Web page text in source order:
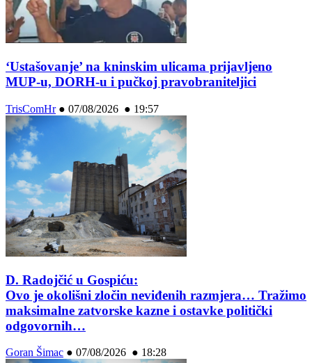
‘Ustašovanje’ na kninskim ulicama prijavljeno
MUP-u, DORH-u i pučkoj pravobraniteljici
TrisComHr● 07/08/2026 ● 19:57
D. Radojčić u Gospiću:
Ovo je okolišni zločin neviđenih razmjera… Tražimo
maksimalne zatvorske kazne i ostavke politički
odgovornih…
Goran Šimac ● 07/08/2026 ● 18:28